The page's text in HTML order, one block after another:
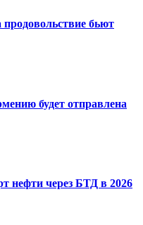
бьют
будет отправлена
нефти через БТД в 2026